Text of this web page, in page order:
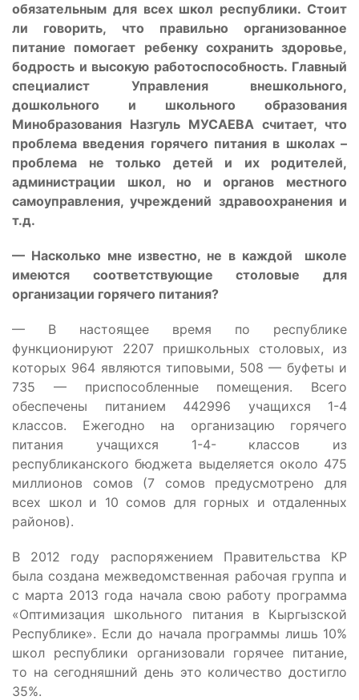
обязательным для всех школ республики. Стоит
ли говорить, что правильно организованное
питание помогает ребенку сохранить здоровье,
бодрость и высокую работоспособность. Главный
специалист Управления внешкольного,
дошкольного и школьного образования
Минобразования Назгуль МУСАЕВА считает, что
проблема введения горячего питания в школах –
проблема не только детей и их родителей,
администрации школ, но и органов местного
самоуправления, учреждений здравоохранения и
т.д.
— Насколько мне известно, не в каждой школе
имеются соответствующие столовые для
организации горячего питания?
— В настоящее время по республике
функционируют 2207 пришкольных столовых, из
которых 964 являются типовыми, 508 — буфеты и
735 — приспособленные помещения. Всего
обеспечены питанием 442996 учащихся 1-4
классов. Ежегодно на организацию горячего
питания учащихся 1-4- классов из
республиканского бюджета выделяется около 475
миллионов сомов (7 сомов предусмотрено для
всех школ и 10 сомов для горных и отдаленных
районов).
В 2012 году распоряжением Правительства КР
была создана межведомственная рабочая группа и
с марта 2013 года начала свою работу программа
«Оптимизация школьного питания в Кыргызской
Республике». Если до начала программы лишь 10%
школ республики организовали горячее питание,
то на сегодняшний день это количество достигло
35%.